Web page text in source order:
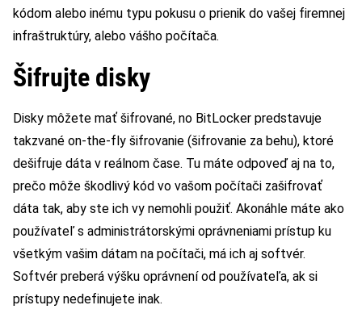
kódom alebo inému typu pokusu o prienik do vašej firemnej
infraštruktúry, alebo vášho počítača.
Šifrujte disky
Disky môžete mať šifrované, no BitLocker predstavuje
takzvané on-the-fly šifrovanie (šifrovanie za behu), ktoré
dešifruje dáta v reálnom čase. Tu máte odpoveď aj na to,
prečo môže škodlivý kód vo vašom počítači zašifrovať
dáta tak, aby ste ich vy nemohli použiť. Akonáhle máte ako
používateľ s administrátorskými oprávneniami prístup ku
všetkým vašim dátam na počítači, má ich aj softvér.
Softvér preberá výšku oprávnení od používateľa, ak si
prístupy nedefinujete inak.